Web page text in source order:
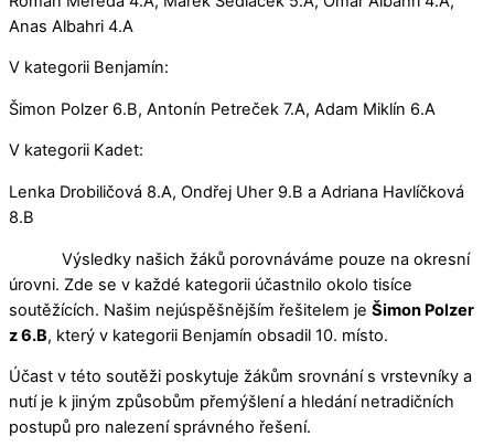
Anas Albahri 4.A
V kategorii Benjamín:
Šimon Polzer 6.B, Antonín Petreček 7.A, Adam Miklín 6.A
V kategorii Kadet:
Lenka Drobiličová 8.A, Ondřej Uher 9.B a Adriana Havlíčková
8.B
Výsledky našich žáků porovnáváme pouze na okresní
úrovni. Zde se v každé kategorii účastnilo okolo tisíce
soutěžících. Našim nejúspěšnějším řešitelem je Šimon Polzer
z 6.B, který v kategorii Benjamín obsadil 10. místo.
Účast v této soutěži poskytuje žákům srovnání s vrstevníky a
nutí je k jiným způsobům přemýšlení a hledání netradičních
postupů pro nalezení správného řešení.